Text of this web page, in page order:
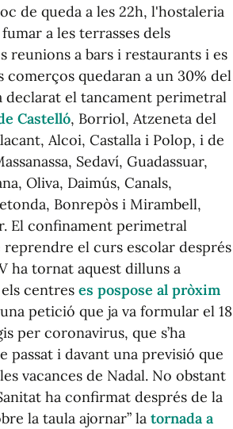
de queda a les 22h, l'hostaleria
a les terrasses dels
reunions a bars i restaurants i es
comerços quedaran a un 30% del
declarat el tancament perimetral
Castelló, Borriol, Atzeneta del
Alcoi, Castalla i Polop, i de
Sedaví, Guadassuar,
Oliva, Daimús, Canals,
Bonrepòs i Mirambell,
El confinament perimetral
el curs escolar després
ha tornat aquest dilluns a
centres es pospose al pròxim
petició que ja va formular el 18
per coronavirus, que s’ha
passat i davant una previsió que
vacances de Nadal. No obstant
ha confirmat després de la
la taula ajornar” la tornada a